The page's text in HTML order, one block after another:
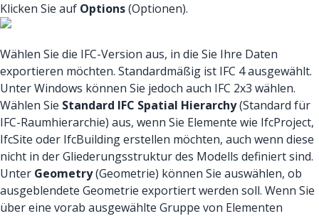
Klicken Sie auf Options(Optionen).
Wählen Sie die IFC-Version aus, in die Sie Ihre Daten
exportieren möchten. Standardmäßig ist IFC 4 ausgewählt.
Unter Windows können Sie jedoch auch IFC 2x3 wählen.
Wählen Sie Standard IFC Spatial Hierarchy(Standard für
IFC-Raumhierarchie) aus, wenn Sie Elemente wie IfcProject,
IfcSite oder IfcBuilding erstellen möchten, auch wenn diese
nicht in der Gliederungsstruktur des Modells definiert sind.
Unter Geometry(Geometrie) können Sie auswählen, ob
ausgeblendete Geometrie exportiert werden soll. Wenn Sie
über eine vorab ausgewählte Gruppe von Elementen